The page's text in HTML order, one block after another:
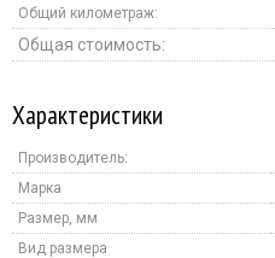
Общий километраж:
Общая стоимость:
Характеристики
Производитель:
Марка
Размер, мм
Вид размера